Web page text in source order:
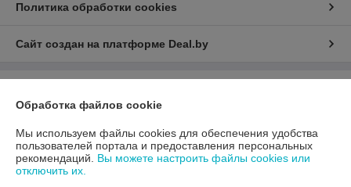
Политика обработки cookies
Сайт создан на платформе Deal.by
220037, г. Минск, ул. Аннаева 84/7,комната 1-6
Регистрационный номер ЕГР: 193597061
Обработка файлов cookie
Мы используем файлы cookies для обеспечения удобства
пользователей портала и предоставления персональных
рекомендаций. Вы можете настроить файлы cookies или
отключить их.